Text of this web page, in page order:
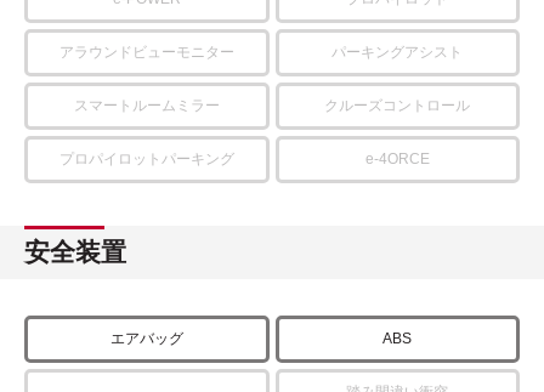
アラウンドビューモニター パーキングアシスト
スマートルームミラー クルーズコントロール
プロパイロットパーキング e-4ORCE
安全装置
エアバッグ ABS